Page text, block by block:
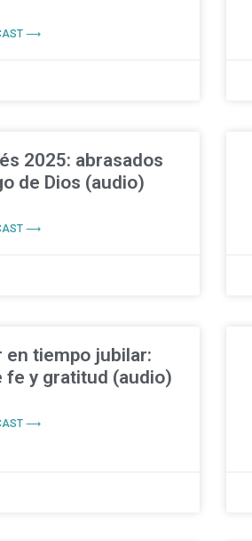
⟶
2025: abrasados
de Dios (audio)
⟶
en tiempo jubilar:
fe y gratitud (audio)
⟶